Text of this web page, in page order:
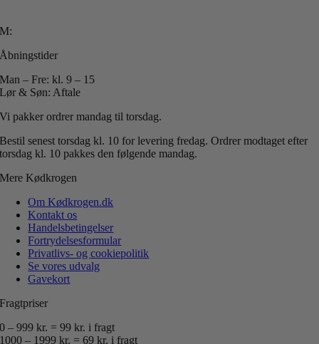
M:
Åbningstider
Man – Fre: kl. 9 – 15
Lør & Søn: Aftale
Vi pakker ordrer mandag til torsdag.
Bestil senest torsdag kl. 10 for levering fredag.Ordrer modtaget efter
torsdag kl. 10 pakkes den følgende mandag.
Mere Kødkrogen
Om Kødkrogen.dk
Kontakt os
Handelsbetingelser
Fortrydelsesformular
Privatlivs- og cookiepolitik
Se vores udvalg
Gavekort
Fragtpriser
0 – 999 kr. = 99 kr. i fragt
1000 – 1999 kr. = 69 kr. i fragt